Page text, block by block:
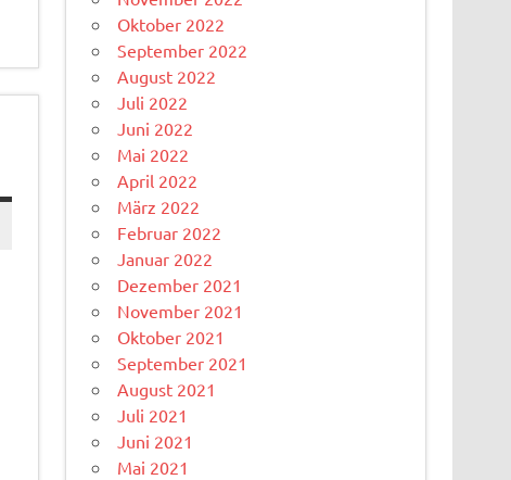
Oktober 2022
September 2022
August 2022
Juli 2022
Juni 2022
Mai 2022
April 2022
März 2022
Februar 2022
Januar 2022
Dezember 2021
November 2021
Oktober 2021
September 2021
August 2021
Juli 2021
Juni 2021
Mai 2021